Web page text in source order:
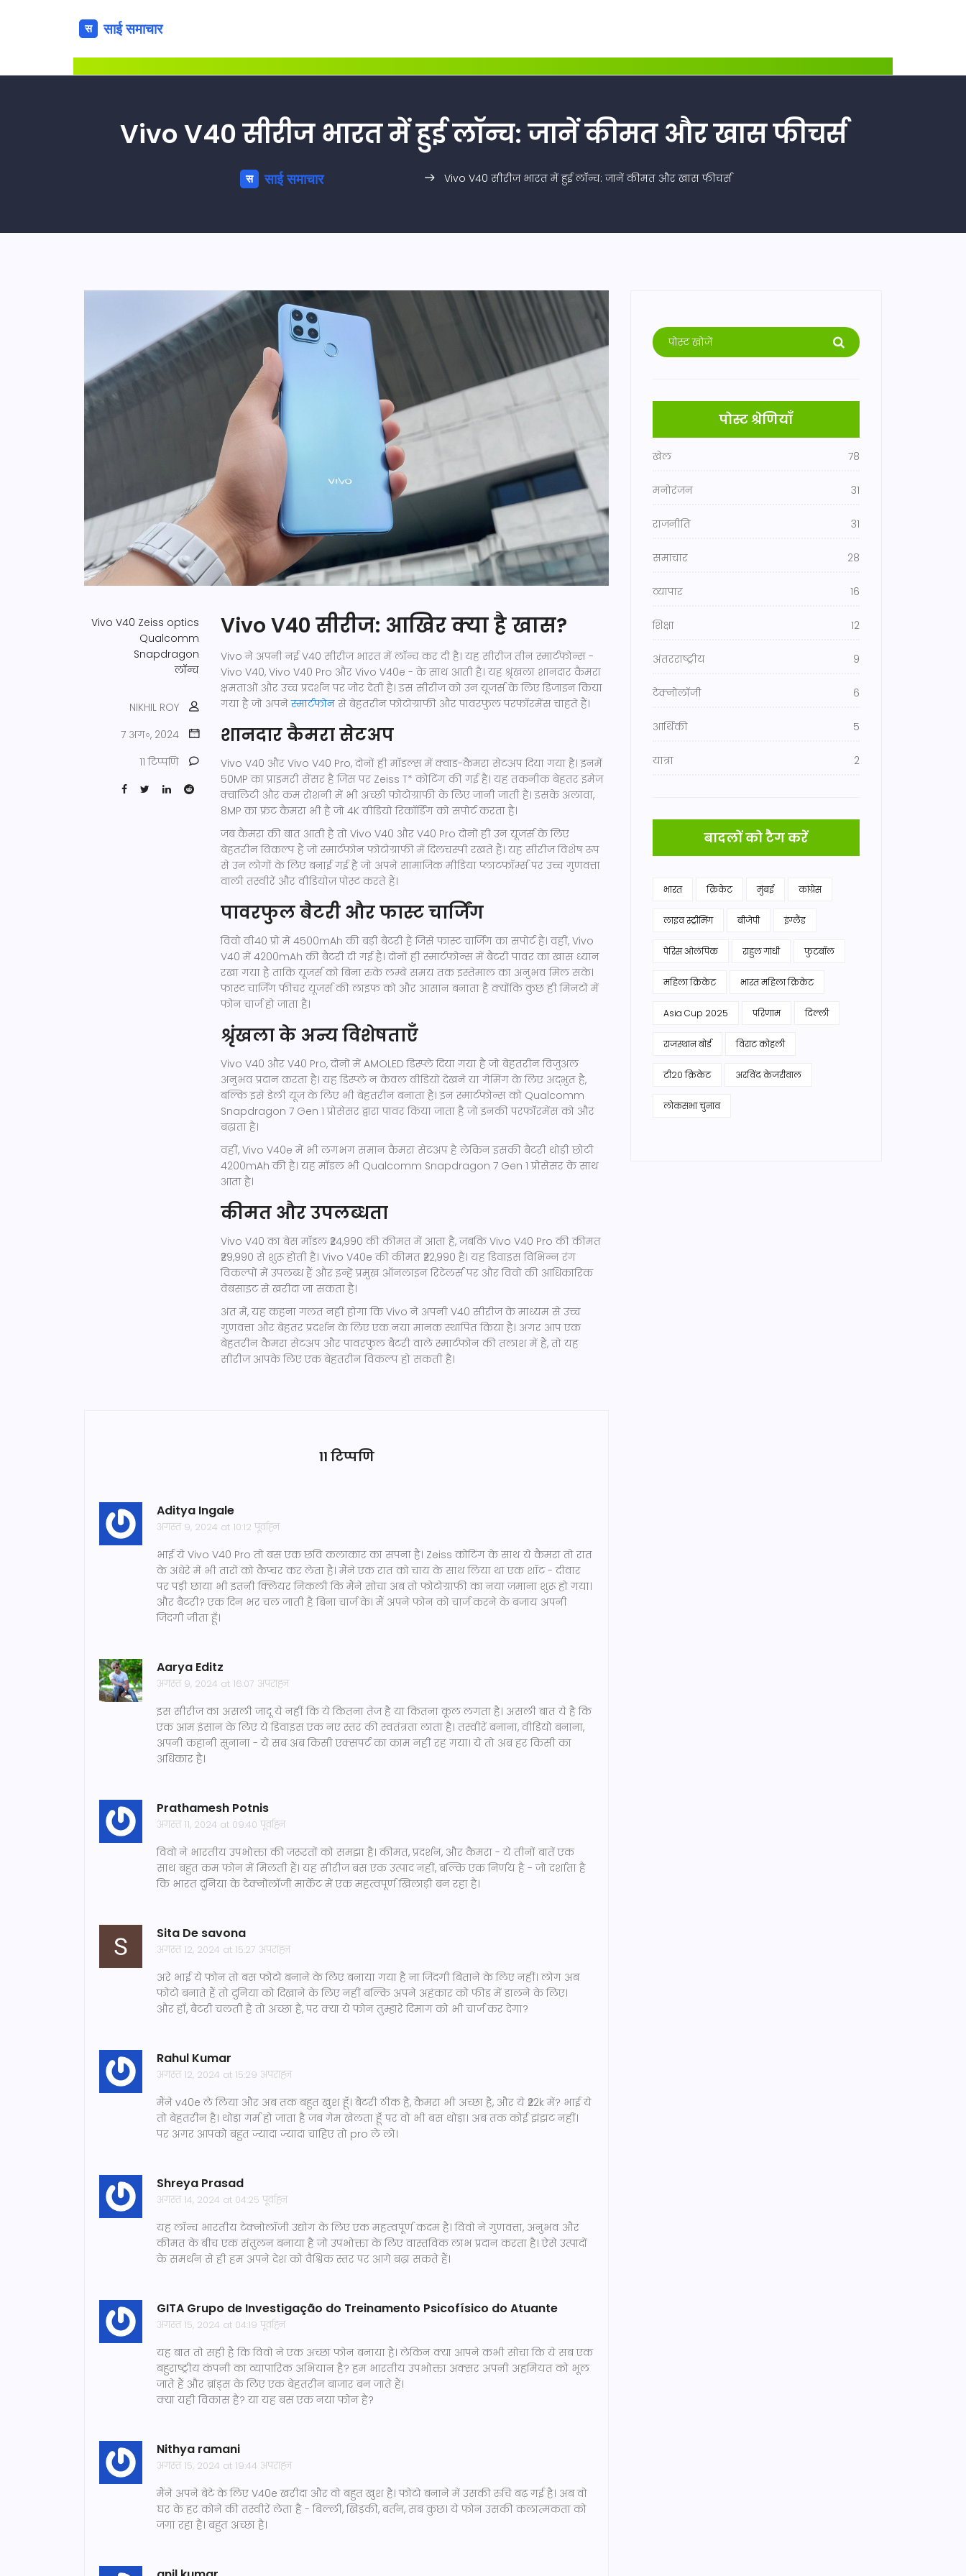
Vivo V40 सीरीज भारत में हुई लॉन्च: जानें कीमत और खास फीचर्स
Vivo V40 सीरीज भारत में हुई लॉन्च: जानें कीमत और खास फीचर्स
Vivo V40 Zeiss optics
Qualcomm
Snapdragon
लॉन्च
NIKHIL ROY
7 अग॰, 2024
11 टिप्पणि
Vivo V40 सीरीज: आखिर क्या है खास?
Vivo ने अपनी नई V40 सीरीज भारत में लॉन्च कर दी है। यह सीरीज तीन स्मार्टफोन्स -
Vivo V40, Vivo V40 Pro और Vivo V40e - के साथ आती है। यह श्रृंखला शानदार कैमरा
क्षमताओं और उच्च प्रदर्शन पर जोर देती है। इस सीरीज को उन यूजर्स के लिए डिजाइन किया
गया है जो अपनेस्मार्टफोन से बेहतरीन फोटोग्राफी और पावरफुल परफॉरमेंस चाहते हैं।
शानदार कैमरा सेटअप
Vivo V40 और Vivo V40 Pro, दोनों ही मॉडल्स में क्वाड-कैमरा सेटअप दिया गया है। इनमें
50MP का प्राइमरी सेंसर है जिस पर Zeiss T* कोटिंग की गई है। यह तकनीक बेहतर इमेज
क्वालिटी और कम रोशनी में भी अच्छी फोटोग्राफी के लिए जानी जाती है। इसके अलावा,
8MP का फ्रंट कैमरा भी है जो 4K वीडियो रिकॉर्डिंग को सपोर्ट करता है।
जब कैमरा की बात आती है तो Vivo V40 और V40 Pro दोनों ही उन यूजर्स के लिए
बेहतरीन विकल्प हैं जो स्मार्टफोन फोटोग्राफी में दिलचस्पी रखते हैं। यह सीरीज विशेष रूप
से उन लोगों के लिए बनाई गई है जो अपने सामाजिक मीडिया प्लाटफॉर्म्स पर उच्च गुणवत्ता
वाली तस्वीरें और वीडियोज़ पोस्ट करते हैं।
पावरफुल बैटरी और फास्ट चार्जिंग
विवो वी40 प्रो में 4500mAh की बड़ी बैटरी है जिसे फास्ट चार्जिंग का सपोर्ट है। वहीं, Vivo
V40 में 4200mAh की बैटरी दी गई है। दोनों ही स्मार्टफोन्स में बैटरी पावर का खास ध्यान
रखा गया है ताकि यूजर्स को बिना रुके लम्बे समय तक इस्तेमाल का अनुभव मिल सके।
फास्ट चार्जिंग फीचर यूजर्स की लाइफ को और आसान बनाता है क्योंकि कुछ ही मिनटों में
फोन चार्ज हो जाता है।
श्रृंखला के अन्य विशेषताएँ
Vivo V40 और V40 Pro, दोनों में AMOLED डिस्प्ले दिया गया है जो बेहतरीन विजुअल
अनुभव प्रदान करता है। यह डिस्प्ले न केवल वीडियो देखने या गेमिंग के लिए अद्भुत है,
बल्कि इसे डेली यूज के लिए भी बेहतरीन बनाता है। इन स्मार्टफोन्स को Qualcomm
Snapdragon 7 Gen 1 प्रोसेसर द्वारा पावर किया जाता है जो इनकी परफॉरमेंस को और
बढ़ाता है।
वहीं, Vivo V40e में भी लगभग समान कैमरा सेटअप है लेकिन इसकी बैटरी थोड़ी छोटी
4200mAh की है। यह मॉडल भी Qualcomm Snapdragon 7 Gen 1 प्रोसेसर के साथ
आता है।
कीमत और उपलब्धता
Vivo V40 का बेस मॉडल ₹24,990 की कीमत में आता है, जबकि Vivo V40 Pro की कीमत
₹29,990 से शुरू होती है। Vivo V40e की कीमत ₹22,990 है। यह डिवाइस विभिन्न रंग
विकल्पों में उपलब्ध हैं और इन्हें प्रमुख ऑनलाइन रिटेलर्स पर और विवो की आधिकारिक
वेबसाइट से खरीदा जा सकता है।
अंत में, यह कहना गलत नहीं होगा कि Vivo ने अपनी V40 सीरीज के माध्यम से उच्च
गुणवत्ता और बेहतर प्रदर्शन के लिए एक नया मानक स्थापित किया है। अगर आप एक
बेहतरीन कैमरा सेटअप और पावरफुल बैटरी वाले स्मार्टफोन की तलाश में हैं, तो यह
सीरीज आपके लिए एक बेहतरीन विकल्प हो सकती है।
11 टिप्पणि
Aditya Ingale
अगस्त 9, 2024 at 10:12 पूर्वाह्न
भाई ये Vivo V40 Pro तो बस एक छवि कलाकार का सपना है। Zeiss कोटिंग के साथ ये कैमरा तो रात
के अंधेरे में भी तारों को कैप्चर कर लेता है। मैंने एक रात को चाय के साथ लिया था एक शॉट - दीवार
पर पड़ी छाया भी इतनी क्लियर निकली कि मैंने सोचा अब तो फोटोग्राफी का नया जमाना शुरू हो गया।
और बैटरी? एक दिन भर चल जाती है बिना चार्ज के। मैं अपने फोन को चार्ज करने के बजाय अपनी
जिंदगी जीता हूँ।
Aarya Editz
अगस्त 9, 2024 at 16:07 अपराह्न
इस सीरीज का असली जादू ये नहीं कि ये कितना तेज है या कितना कूल लगता है। असली बात ये है कि
एक आम इंसान के लिए ये डिवाइस एक नए स्तर की स्वतंत्रता लाता है। तस्वीरें बनाना, वीडियो बनाना,
अपनी कहानी सुनाना - ये सब अब किसी एक्सपर्ट का काम नहीं रह गया। ये तो अब हर किसी का
अधिकार है।
Prathamesh Potnis
अगस्त 11, 2024 at 09:40 पूर्वाह्न
विवो ने भारतीय उपभोक्ता की जरूरतों को समझा है। कीमत, प्रदर्शन, और कैमरा - ये तीनों बातें एक
साथ बहुत कम फोन में मिलती हैं। यह सीरीज बस एक उत्पाद नहीं, बल्कि एक निर्णय है - जो दर्शाता है
कि भारत दुनिया के टेक्नोलॉजी मार्केट में एक महत्वपूर्ण खिलाड़ी बन रहा है।
Sita De savona
अगस्त 12, 2024 at 15:27 अपराह्न
अरे भाई ये फोन तो बस फोटो बनाने के लिए बनाया गया है ना जिंदगी बिताने के लिए नहीं। लोग अब
फोटो बनाते हैं तो दुनिया को दिखाने के लिए नहीं बल्कि अपने अहंकार को फीड में डालने के लिए।
और हाँ, बैटरी चलती है तो अच्छा है, पर क्या ये फोन तुम्हारे दिमाग को भी चार्ज कर देगा?
Rahul Kumar
अगस्त 12, 2024 at 15:29 अपराह्न
मैंने v40e ले लिया और अब तक बहुत खुश हूँ। बैटरी ठीक है, कैमरा भी अच्छा है, और ये ₹22k में? भाई ये
तो बेहतरीन है। थोड़ा गर्म हो जाता है जब गेम खेलता हूँ पर वो भी बस थोड़ा। अब तक कोई झंझट नहीं।
पर अगर आपको बहुत ज्यादा ज्यादा चाहिए तो pro ले लो।
Shreya Prasad
अगस्त 14, 2024 at 04:25 पूर्वाह्न
यह लॉन्च भारतीय टेक्नोलॉजी उद्योग के लिए एक महत्वपूर्ण कदम है। विवो ने गुणवत्ता, अनुभव और
कीमत के बीच एक संतुलन बनाया है जो उपभोक्ता के लिए वास्तविक लाभ प्रदान करता है। ऐसे उत्पादों
के समर्थन से ही हम अपने देश को वैश्विक स्तर पर आगे बढ़ा सकते हैं।
GITA Grupo de Investigação do Treinamento Psicofísico do Atuante
अगस्त 15, 2024 at 04:19 पूर्वाह्न
यह बात तो सही है कि विवो ने एक अच्छा फोन बनाया है। लेकिन क्या आपने कभी सोचा कि ये सब एक
बहुराष्ट्रीय कंपनी का व्यापारिक अभियान है? हम भारतीय उपभोक्ता अक्सर अपनी अहमियत को भूल
जाते हैं और ब्रांड्स के लिए एक बेहतरीन बाजार बन जाते हैं।
क्या यही विकास है? या यह बस एक नया फोन है?
Nithya ramani
अगस्त 15, 2024 at 19:44 अपराह्न
मैंने अपने बेटे के लिए V40e खरीदा और वो बहुत खुश है। फोटो बनाने में उसकी रुचि बढ़ गई है। अब वो
घर के हर कोने की तस्वीरें लेता है - बिल्ली, खिड़की, बर्तन, सब कुछ। ये फोन उसकी कलात्मकता को
जगा रहा है। बहुत अच्छा है।
पोस्ट श्रेणियाँ
खेल 78
मनोरंजन 31
राजनीति 31
समाचार 28
व्यापार 16
शिक्षा 12
अंतरराष्ट्रीय 9
टेक्नोलॉजी 6
आर्थिकी 5
यात्रा 2
बादलों को टैग करें
भारत क्रिकेट मुंबई कांग्रेस
लाइव स्ट्रीमिंग बीजेपी इंग्लैंड
पेरिस ओलंपिक राहुल गांधी फुटबॉल
महिला क्रिकेट भारत महिला क्रिकेट
Asia Cup 2025 परिणाम दिल्ली
राजस्थान बोर्ड विराट कोहली
टी20 क्रिकेट अरविंद केजरीवाल
लोकसभा चुनाव